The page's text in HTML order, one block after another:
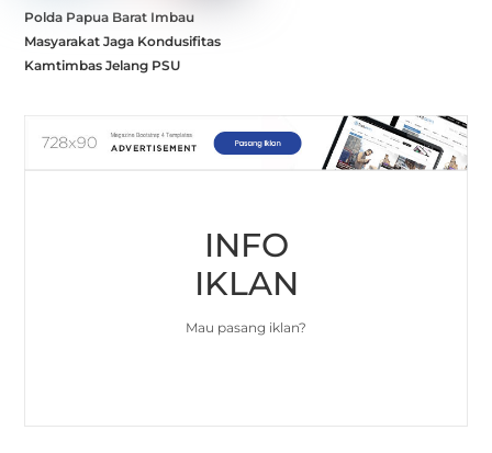
Polda Papua Barat Imbau
Masyarakat Jaga Kondusifitas
Kamtimbas Jelang PSU
INFO
IKLAN
Mau pasang iklan?